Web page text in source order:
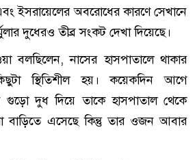
ইসরায়েলের অবরোধের কারণে সেখানে
দুধেরও তীব্র সংকট দেখা দিয়েছে।
বলছিলেন, নাসের হাসপাতালে থাকার
স্থিতিশীল হয়। কয়েকদিন আগে
গুড়ো দুধ দিয়ে তাকে হাসপাতাল থেকে
বাড়িতে এসেছে কিন্তু তার ওজন আবার